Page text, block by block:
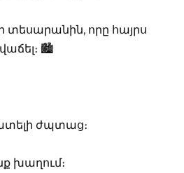
տեսարանին, որը հայրս
🏙️
ժպտաց։
խաղում։